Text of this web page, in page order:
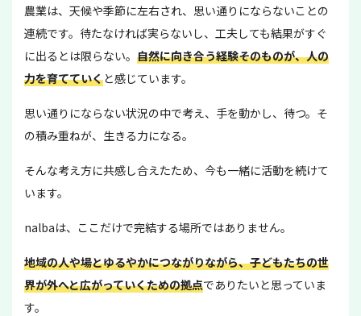
農業は、天候や季節に左右され、思い通りにならないことの
連続です。待たなければ実らないし、工夫しても結果がすぐ
に出るとは限らない。 自然に向き合う経験そのものが、人の
力を育てていくと感じています。
思い通りにならない状況の中で考え、手を動かし、待つ。そ
の積み重ねが、生きる力になる。
そんな考え方に共感し合えたため、今も一緒に活動を続けて
います。
nalbaは、ここだけで完結する場所ではありません。
地域の人や場とゆるやかにつながりながら、子どもたちの世
界が外へと広がっていくための拠点でありたいと思っていま
す。